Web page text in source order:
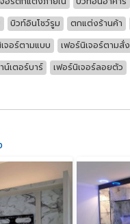
บิวท์อินโชว์รูม ตกแต่งร้านค้า
จอร์ตามแบบ เฟอร์นิเจอร์ตามสั่ง
น์เตอร์บาร์ เฟอร์นิเจอร์ลอยตัว